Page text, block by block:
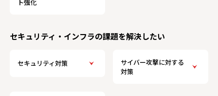
ト強化
セキュリティ・インフラの課題を解決したい
セキュリティ対策
サイバー攻撃に対する
対策